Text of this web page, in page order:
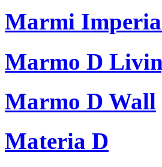
Marmi
Marmo D
Marmo D Wall
Materia D